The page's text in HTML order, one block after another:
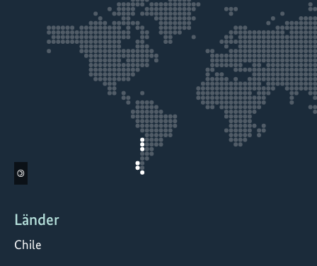
©
Länder
Chile